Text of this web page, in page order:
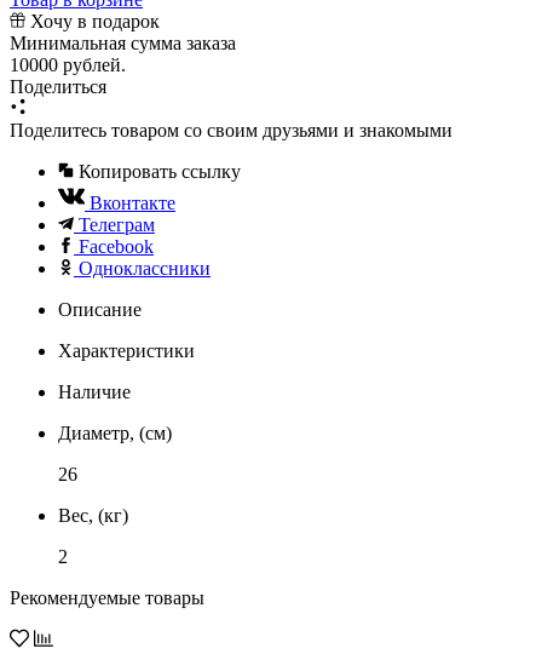
Хочу в подарок
Минимальная сумма заказа
10000 рублей.
Поделиться
Поделитесь товаром со своим друзьями и знакомыми
Копировать ссылку
Вконтакте
Телеграм
Facebook
Одноклассники
Описание
Характеристики
Наличие
Диаметр, (см)
26
Вес, (кг)
2
Рекомендуемые товары